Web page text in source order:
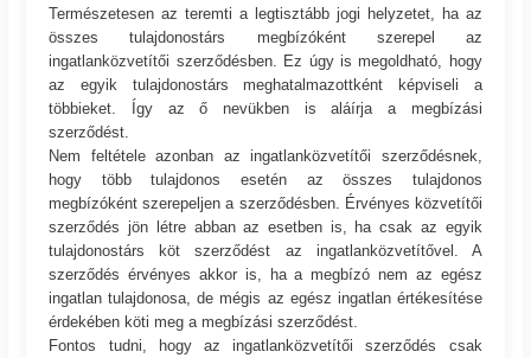
Természetesen az teremti a legtisztább jogi helyzetet, ha az
összes tulajdonostárs megbízóként szerepel az
ingatlanközvetítői szerződésben. Ez úgy is megoldható, hogy
az egyik tulajdonostárs meghatalmazottként képviseli a
többieket. Így az ő nevükben is aláírja a megbízási
szerződést.
Nem feltétele azonban az ingatlanközvetítői szerződésnek,
hogy több tulajdonos esetén az összes tulajdonos
megbízóként szerepeljen a szerződésben. Érvényes közvetítői
szerződés jön létre abban az esetben is, ha csak az egyik
tulajdonostárs köt szerződést az ingatlanközvetítővel. A
szerződés érvényes akkor is, ha a megbízó nem az egész
ingatlan tulajdonosa, de mégis az egész ingatlan értékesítése
érdekében köti meg a megbízási szerződést.
Fontos tudni, hogy az ingatlanközvetítői szerződés csak